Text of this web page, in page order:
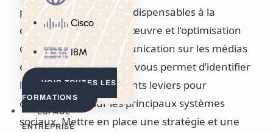
Cisco
IBM
VOIR TOUTES LES
FORMATIONS
ESPACE
ENTREPRISE
principes et concepts indispensables à la
conception, la mise en œuvre et l’optimisation
de stratégies de communication sur les médias
et réseaux sociaux. Elle vous permet d’identifier
les enjeux et les différents leviers pour
communiquer sur les principaux systèmes
sociaux. Mettre en place une stratégie et une